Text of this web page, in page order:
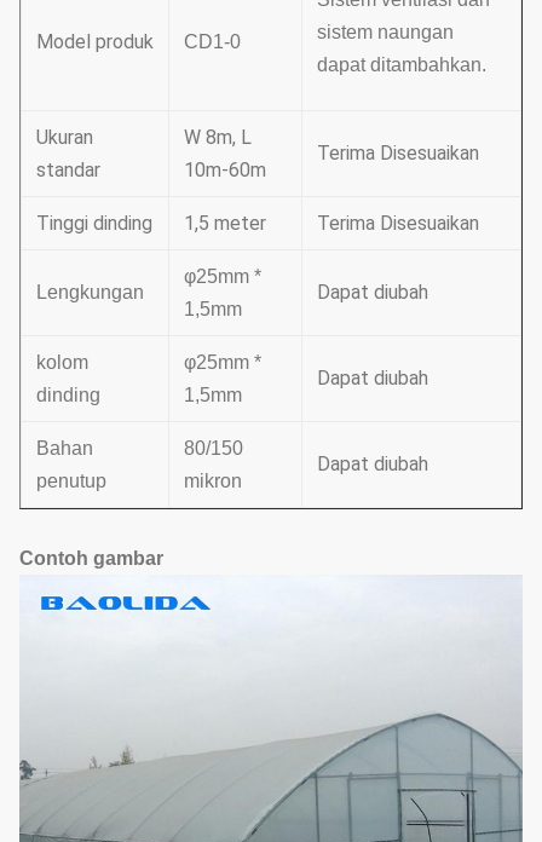
Model produk CD1-0
sistem naungan
dapat ditambahkan.
Ukuran
standar
W 8m, L
10m-60m
Terima Disesuaikan
Tinggi dinding 1,5 meter Terima Disesuaikan
Lengkungan
φ25mm *
1,5mm
Dapat diubah
kolom
dinding
φ25mm *
1,5mm
Dapat diubah
Bahan
penutup
80/150
mikron
Dapat diubah
Contoh gambar